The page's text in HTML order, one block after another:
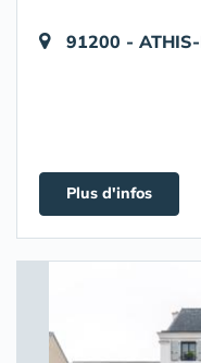
91200 -
Plus d'infos